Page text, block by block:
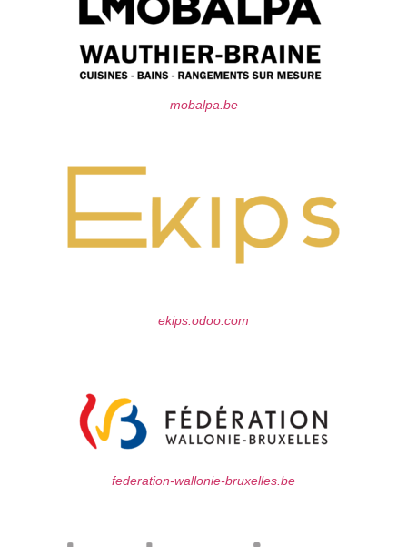
mobalpa.be
ekips.odoo.com
federation-wallonie-bruxelles.be